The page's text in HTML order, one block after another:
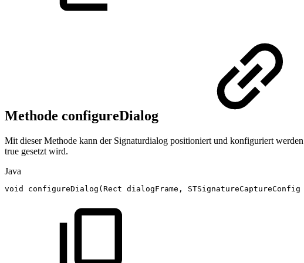
Methode configureDialog
Mit dieser Methode kann der Signaturdialog positioniert und konfiguriert
true gesetzt wird.
Java
void configureDialog ( Rect dialogFrame , STSignatureCaptureConfig